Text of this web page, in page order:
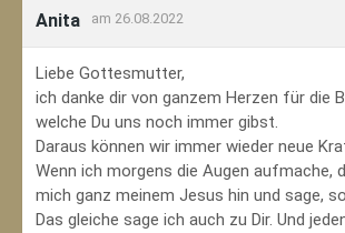
Anita am 26.08.2022
Liebe Gottesmutter,
ich danke dir von ganzem Herzen für die
welche Du uns noch immer gibst.
Daraus können wir immer wieder neue
Wenn ich morgens die Augen aufmache,
mich ganz meinem Jesus hin und sage,
Das gleiche sage ich auch zu Dir. Und